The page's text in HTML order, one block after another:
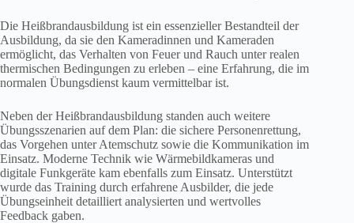
Die Heißbrandausbildung ist ein essenzieller Bestandteil der
Ausbildung, da sie den Kameradinnen und Kameraden
ermöglicht, das Verhalten von Feuer und Rauch unter realen
thermischen Bedingungen zu erleben – eine Erfahrung, die im
normalen Übungsdienst kaum vermittelbar ist.
Neben der Heißbrandausbildung standen auch weitere
Übungsszenarien auf dem Plan: die sichere Personenrettung,
das Vorgehen unter Atemschutz sowie die Kommunikation im
Einsatz. Moderne Technik wie Wärmebildkameras und
digitale Funkgeräte kam ebenfalls zum Einsatz. Unterstützt
wurde das Training durch erfahrene Ausbilder, die jede
Übungseinheit detailliert analysierten und wertvolles
Feedback gaben.